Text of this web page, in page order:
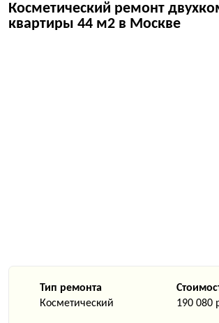
Косметический ремонт
квартиры 44 м2 в Москве
Тип ремонта
Косметический
190 080